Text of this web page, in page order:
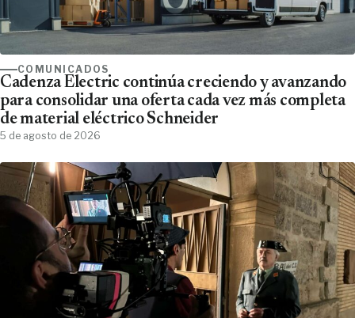
COMUNICADOS
Cadenza Electric continúa creciendo y avanzando
para consolidar una oferta cada vez más completa
de material eléctrico Schneider
5 de agosto de 2026